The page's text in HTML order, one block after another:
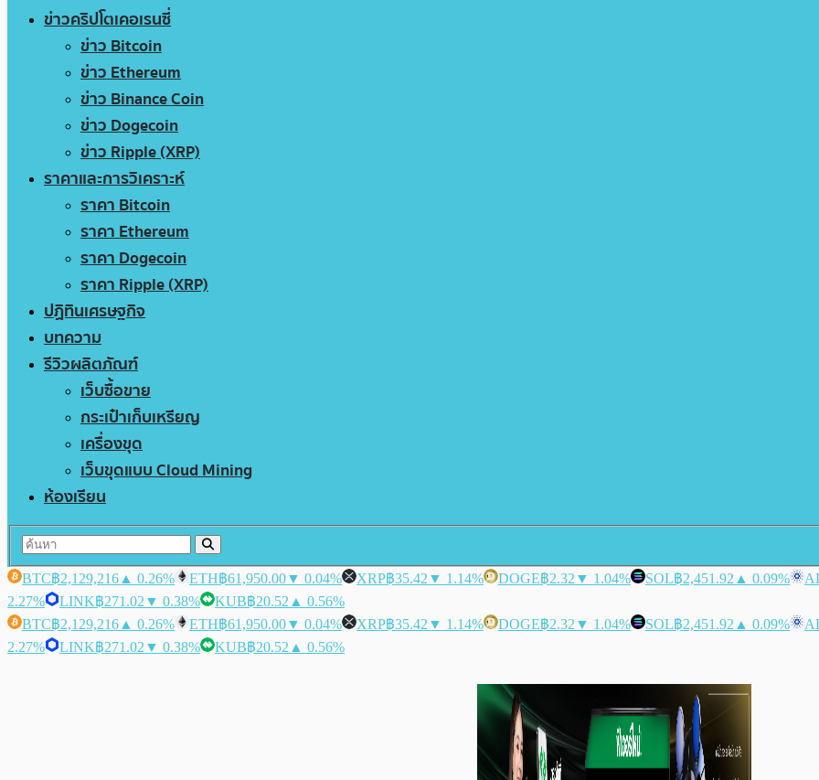
ข่าวคริปโตเคอเรนซี่
ข่าว Bitcoin
ข่าว Ethereum
ข่าว Binance Coin
ข่าว Dogecoin
ข่าว Ripple (XRP)
ราคาและการวิเคราะห์
ราคา Bitcoin
ราคา Ethereum
ราคา Dogecoin
ราคา Ripple (XRP)
ปฏิทินเศรษฐกิจ
บทความ
รีวิวผลิตภัณฑ์
เว็บซื้อขาย
กระเป๋าเก็บเหรียญ
เครื่องขุด
เว็บขุดแบบ Cloud Mining
ห้องเรียน
BTC฿2,129,216 ▲ 0.26% ETH฿61,950.00▼ 0.04% XRP฿35.42 ▼ 1.14% DOGE฿2.32 ▼ 1.04% SOL฿2,451.92 ▲ 0.09%
2.27%
LINK฿271.02 ▼ 0.38% KUB฿20.52 ▲ 0.56%
BTC฿2,129,216 ▲ 0.26% ETH฿61,950.00▼ 0.04% XRP฿35.42 ▼ 1.14% DOGE฿2.32 ▼ 1.04% SOL฿2,451.92 ▲ 0.09%
2.27%
LINK฿271.02 ▼ 0.38% KUB฿20.52 ▲ 0.56%